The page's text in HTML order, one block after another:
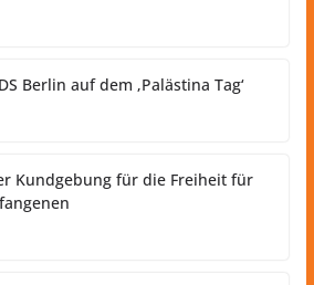
Berlin auf dem ‚Palästina Tag‘
Kundgebung für die Freiheit für